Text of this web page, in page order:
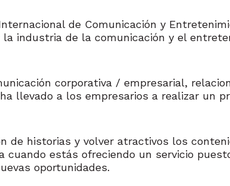
de Comunicación y
industria de la comunicación y el
corporativa / empresarial,
llevado a los empresarios a realizar un
de historias y volver atractivos los
cuando estás ofreciendo un servicio
oportunidades.